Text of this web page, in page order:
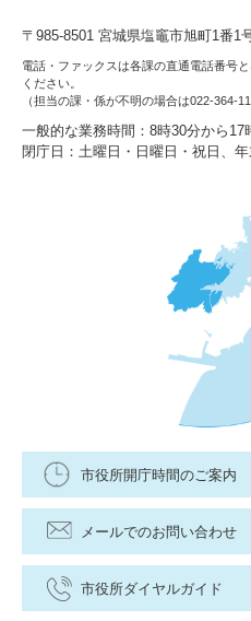
〒985-8501 宮城県塩竈市旭町1番1
電話・ファックスは各課の直通電話番号と
ください。
（担当の課・係が不明の場合は022-364-
一般的な業務時間：8時30分から17
閉庁日：土曜日・日曜日・祝日、
市役所開庁時間のご案内
メールでのお問い合わせ
市役所ダイヤルガイド